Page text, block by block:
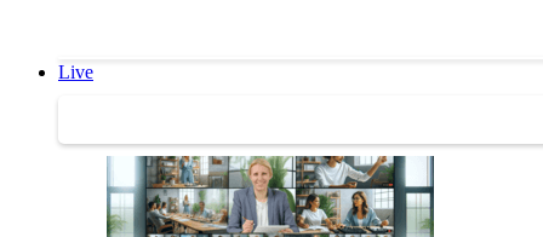
Live